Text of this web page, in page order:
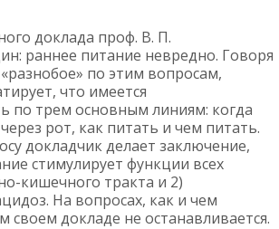
доклада проф. В. П.
раннее питание невредно. Говоря
по этим вопросам,
что имеется
по трем основным линиям: когда
рот, как питать и чем питать.
докладчик делает заключение,
стимулирует функции всех
кишечного тракта и 2)
На вопросах, как и чем
своем докладе не останавливается.